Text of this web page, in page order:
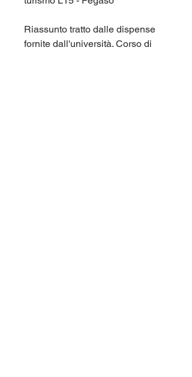
Riassunto tratto dalle dispense
fornite dall'università. Corso di